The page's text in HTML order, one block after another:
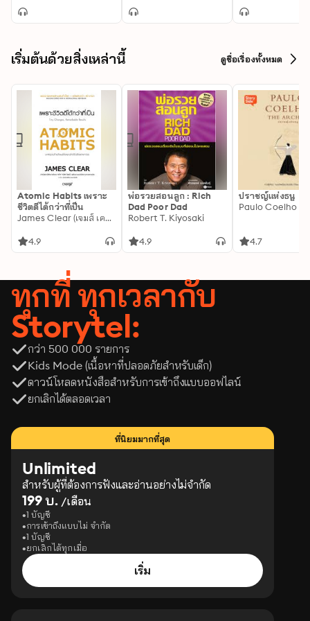
เริ่มต้นด้วยสิ่งเหล่านี้ ดูชื่อเรื่องทั้งหมด
Atomic Habits เพราะ
ชีวิตดีได้กว่าที่เป็น
James Clear (เจมส์ เคลียร์)
4.9
พ่อรวยสอนลูก : Rich
Dad Poor Dad
Robert T. Kiyosaki
4.9
ปราชญ์แห่งธนู
Paulo Coelho
4.7
ทุกที่ ทุกเวลากับ
Storytel:
กว่า 500 000 รายการ
Kids Mode (เนื้อหาที่ปลอดภัยสำหรับเด็ก)
ดาวน์โหลดหนังสือสำหรับการเข้าถึงแบบออฟไลน์
ยกเลิกได้ตลอดเวลา
ที่นิยมมากที่สุด
Unlimited
สำหรับผู้ที่ต้องการฟังและอ่านอย่างไม่จำกัด
199 บ. /เดือน
1 บัญชี
การเข้าถึงแบบไม่ จำกัด
1 บัญชี
ยกเลิกได้ทุกเมื่อ
เริ่ม